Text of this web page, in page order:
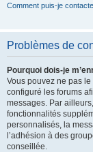
Comment puis-je
Problèmes de
Pourquoi dois-je
Vous pouvez ne pas
configuré les forums
messages. Par
fonctionnalités
personnalisés, la
l’adhésion à des
conseillée.